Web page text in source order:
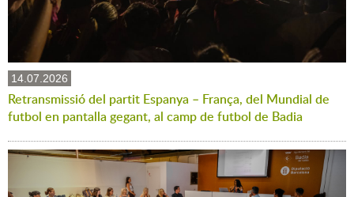
14.07.2026
Retransmissió del partit Espanya – França, del Mundial de
futbol en pantalla gegant, al camp de futbol de Badia